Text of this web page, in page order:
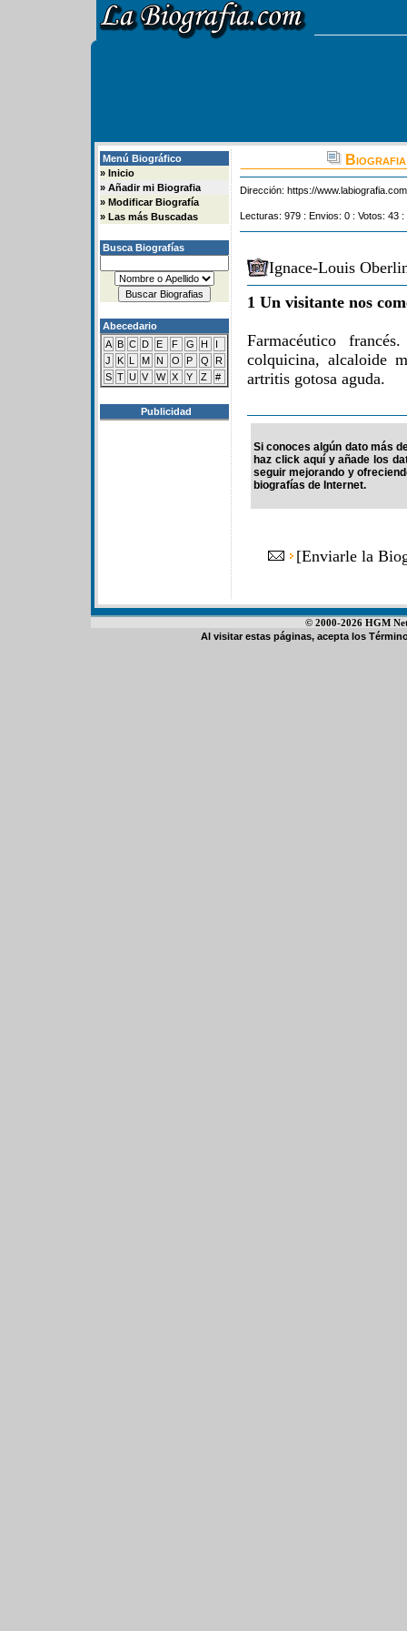
Menú Biográfico
» Inicio
» Añadir mi Biografia
» Modificar Biografía
» Las más Buscadas
Busca Biografías
Abecedario
A B C D E F G H
I
J
K L M N O P Q
R
S T U V W X Y Z #
Publicidad
Dirección: https://
Lecturas: 979 : Envios: 0 : Votos: 43
Ignace-Louis
1 Un visitante nos
Farmacéutico
colquicina, alcaloide
artritis gotosa aguda.
Si conoces algún dato más
haz click aquí y añade los
seguir mejorando y
biografías de Internet.
[Enviarle la
© 2000-2026 HGM
Al visitar estas páginas, acepta los